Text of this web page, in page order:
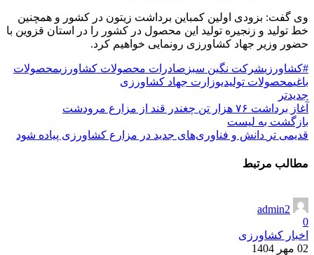
وی گفت: بزودی اولین کمباین برداشت زیتون در کشور و همچنین
خط تولید و زنجیره تولید این محصول در کشور را در استان قزوین با
حضور وزیر جهاد کشاورزی رونمایی خواهیم کرد.
#کشاورزیشرکت نگین سبز صادرات محصولات کشاورزیمحصولات
باغیمحصولات تولیدیوزارت جهاد کشاورزی
جدیدتر
آغاز برداشت ۷۶ هزار تن چغندر قند از مزارع مرودشت
بازگشت به لیست
قدیمی تر دانش و فناوری‌های جدید در مزارع کشاورزی پیاده شود
مطالب مرتبط
admin2
0
اخبار کشاورزی
02 مهر 1404